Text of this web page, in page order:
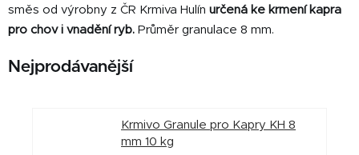
směs od výrobny z ČR Krmiva Hulín určená ke krmení kapra
pro chov i vnadění ryb. Průměr granulace 8 mm.
Nejprodávanější
Krmivo Granule pro Kapry KH 8
mm 10 kg